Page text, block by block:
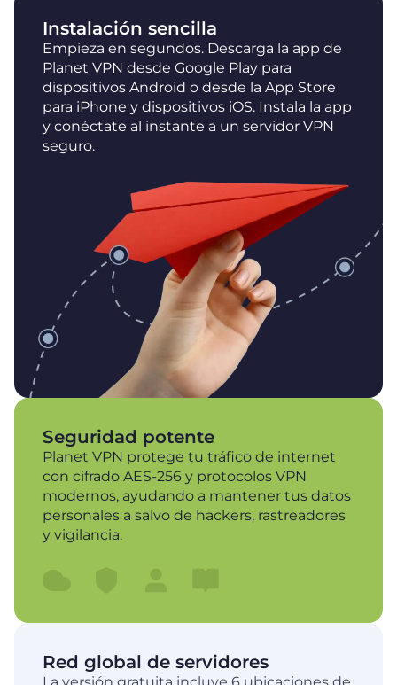
Instalación sencilla
Empieza en segundos. Descarga la app de
Planet VPN desde Google Play para
dispositivos Android o desde la App Store
para iPhone y dispositivos iOS. Instala la app
y conéctate al instante a un servidor VPN
seguro.
Seguridad potente
Planet VPN protege tu tráfico de internet
con cifrado AES-256 y protocolos VPN
modernos, ayudando a mantener tus datos
personales a salvo de hackers, rastreadores
y vigilancia.
Red global de servidores